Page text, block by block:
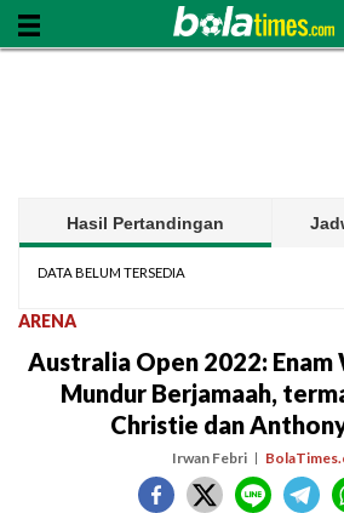
Hasil Pertandingan
DATA BELUM TERSEDIA
ARENA
Australia Open 2022: Enam
Mundur Berjamaah,
Christie dan
Irwan Febri